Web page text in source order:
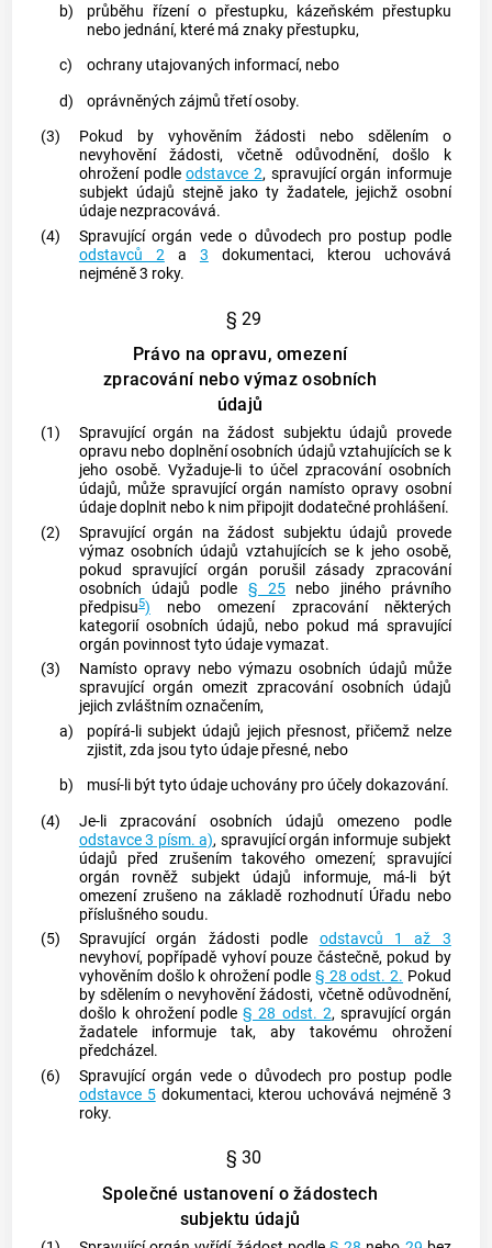
b)
průběhu řízení o přestupku, kázeňském přestupku
nebo jednání, které má znaky přestupku,
c)
ochrany utajovaných informací, nebo
d)
oprávněných zájmů třetí osoby.
(3)
Pokud by vyhověním žádosti nebo sdělením o
nevyhovění žádosti, včetně odůvodnění, došlo k
ohrožení podleodstavce 2, spravující orgán informuje
subjekt údajů stejně jako ty žadatele, jejichž osobní
údaje nezpracovává.
(4)
Spravující orgán vede o důvodech pro postup podle
odstavců 2a 3 dokumentaci, kterou uchovává
nejméně 3 roky.
§ 29
Právo na opravu, omezení
zpracování nebo výmaz osobních
údajů
(1) Spravující orgán na žádost subjektu údajů provede
opravu nebo doplnění osobních údajů vztahujících se k
jeho osobě. Vyžaduje-li to účel zpracování osobních
údajů, může spravující orgán namísto opravy osobní
údaje doplnit nebo k nim připojit dodatečné prohlášení.
(2)
Spravující orgán na žádost subjektu údajů provede
výmaz osobních údajů vztahujících se k jeho osobě,
pokudspravující orgán porušil zásady zpracování
osobních údajů podle § 25nebo jiného právního
předpisu5) nebo omezení zpracování některých
kategorií osobních údajů, nebo pokud má spravující
orgán povinnost tyto údaje vymazat.
(3)
Namísto opravy nebo výmazu osobních údajů může
spravující orgán omezit zpracování osobních údajů
jejich zvláštním označením,
a)
popírá-lisubjekt údajů jejich přesnost, přičemž nelze
zjistit, zda jsou tyto údaje přesné, nebo
b)
musí-li být tyto údaje uchovány pro účely dokazování.
(4)
Je-li zpracování osobních údajů omezeno podle
odstavce 3 písm. a), spravující orgán informuje subjekt
údajů před zrušením takového omezení; spravující
orgán rovněž subjekt údajů informuje, má-li být
omezení zrušeno na základě rozhodnutí Úřadu nebo
příslušného soudu.
(5)
Spravující orgán žádosti podle odstavců 1 až 3
nevyhoví, popřípadě vyhoví pouze částečně, pokud by
vyhověním došlo k ohrožení podle § 28 odst. 2. Pokud
by sdělením o nevyhovění žádosti, včetně odůvodnění,
došlo k ohrožení podle§ 28 odst. 2, spravující orgán
žadatele informuje tak, aby takovému ohrožení
předcházel.
(6)
Spravující orgán vede o důvodech pro postup podle
odstavce 5dokumentaci, kterou uchovává nejméně 3
roky.
§ 30
Společné ustanovení o žádostech
subjektu údajů